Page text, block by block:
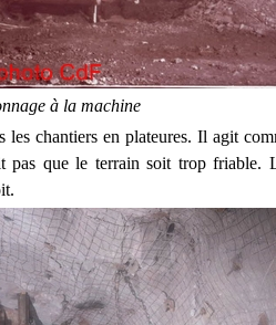
à la machine
les chantiers en plateures. Il agit
pas que le terrain soit trop friable.